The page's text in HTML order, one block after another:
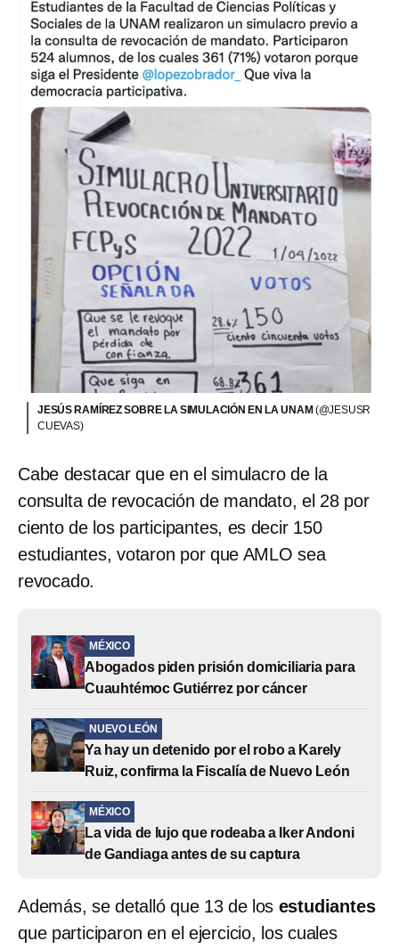
JESÚS RAMÍREZ SOBRE LA SIMULACIÓN EN LA UNAM (@JESUSR
CUEVAS)
Cabe destacar que en el simulacro de la
consulta de revocación de mandato, el 28 por
ciento de los participantes, es decir 150
estudiantes, votaron por que AMLO sea
revocado.
MÉXICO
Abogados piden prisión domiciliaria para
Cuauhtémoc Gutiérrez por cáncer
NUEVO LEÓN
Ya hay un detenido por el robo a Karely
Ruiz, confirma la Fiscalía de Nuevo León
MÉXICO
La vida de lujo que rodeaba a Iker Andoni
de Gandiaga antes de su captura
Además, se detalló que 13 de los estudiantes
que participaron en el ejercicio, los cuales